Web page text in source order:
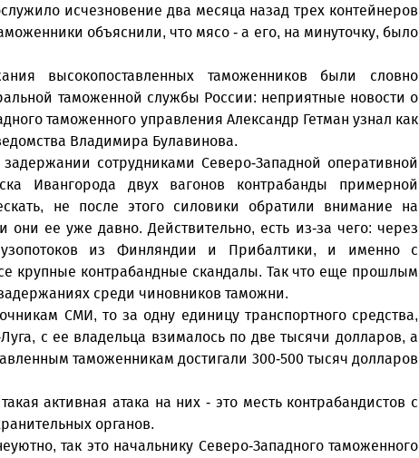
исчезновение два месяца назад трех контейнеров
объяснили, что мясо - а его, на минуточку, было
высокопоставленных таможенников были словно
таможенной службы России: неприятные новости о
таможенного управления Александр Гетман узнал как
Владимира Булавинова.
сотрудниками Северо-Западной оперативной
Ивангорода двух вагонов контрабанды примерной
не после этого силовики обратили внимание на
ее уже давно. Действительно, есть из-за чего: через
из Финляндии и Прибалтики, и именно с
крупные контрабандные скандалы. Так что еще прошлым
среди чиновников таможни.
СМИ, то за одну единицу транспортного средства,
с ее владельца взималось по две тысячи долларов, а
таможенникам достигали 300-500 тысяч долларов
активная атака на них - это месть контрабандистов с
органов.
так это начальнику Северо-Западного таможенного